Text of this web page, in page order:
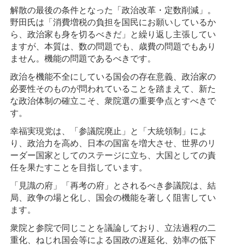
解散の最後の条件となった「政治改革・定数削減」。
野田氏は「消費増税の負担を国民にお願いしているか
ら、政治家も身を切るべきだ」と繰り返し主張してい
ますが、本質は、数の問題でも、歳費の問題でもあり
ません。機能の問題であるべきです。
政治を機能不全にしている国会の存在意義、政治家の
必要性そのものが問われていることを踏まえて、新た
な政治体制の確立こそ、衆院選の重要争点とすべきで
す。
幸福実現党は、「参議院廃止」と「大統領制」によ
り、政治力を高め、日本の国富を増大させ、世界のリ
ーダー国家としてのステージに立ち、大国としての責
任を果たすことを目指しています。
「見識の府」「再考の府」とされるべき参議院は、結
局、政争の場と化し、国会の機能を著しく阻害してい
ます。
衆院と参院で同じことを議論しており、立法過程の二
重化、ねじれ国会等による国政の遅延化、効率の低下